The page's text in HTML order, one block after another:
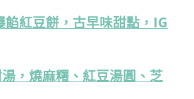
紅豆餅，古早味甜點，IG
，燒麻糬、紅豆湯圓、芝